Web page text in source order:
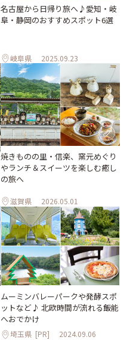
名古屋から日帰り旅へ♪愛知・岐
阜・静岡のおすすめスポット6選
岐阜県 2025.09.23
焼きものの里・信楽、窯元めぐり
やランチ＆スイーツを楽しむ癒し
の旅へ
滋賀県 2026.05.01
ムーミンバレーパークや発酵スポ
ットなど♪ 北欧時間が流れる飯能
へおでかけ
埼玉県 [PR] 2024.09.06